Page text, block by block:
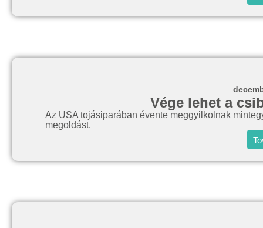
Vége lehet a
Az USA tojásiparában évente meggyilkolnak
megoldást.